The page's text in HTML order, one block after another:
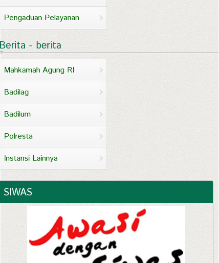
Pengaduan Pelayanan
- berita
Mahkamah Agung RI
Badilag
Badilum
Polresta
Instansi Lainnya
SIWAS